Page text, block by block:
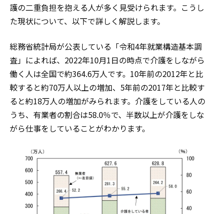
護の二重負担を抱える人が多く見受けられます。こうし
た現状について、以下で詳しく解説します。
総務省統計局が公表している「令和4年就業構造基本調
査」によれば、2022年10月1日の時点で介護をしながら
働く人は全国で約364.6万人です。10年前の2012年と比
較すると約70万人以上の増加、5年前の2017年と比較す
ると約18万人の増加がみられます。介護をしている人の
うち、有業者の割合は58.0％で、半数以上が介護をしな
がら仕事をしていることがわかります。